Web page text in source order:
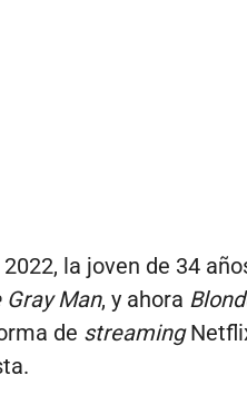
la joven de 34
Gray Man, y ahora
de streaming